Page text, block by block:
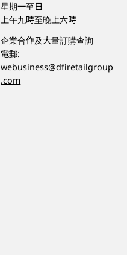
星期一至日
上午九時至晚上六時
企業合作及大量訂購查詢
電郵:
webusiness@dfiretailgroup
.com